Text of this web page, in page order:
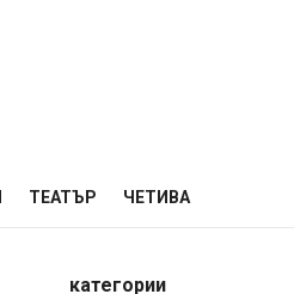
ТЕАТЪР ЧЕТИВА
категории